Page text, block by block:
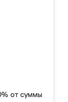
от суммы